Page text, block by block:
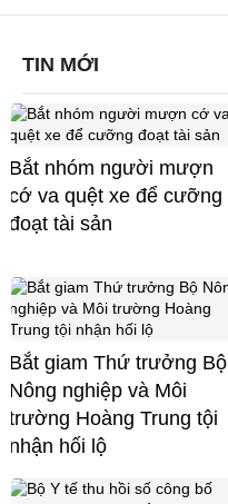
TIN MỚI
Bắt nhóm người mượn
cớ va quệt xe để cưỡng
đoạt tài sản
Bắt giam Thứ trưởng Bộ
Nông nghiệp và Môi
trường Hoàng Trung tội
nhận hối lộ